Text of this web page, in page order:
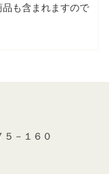
も含まれますので
－１６０